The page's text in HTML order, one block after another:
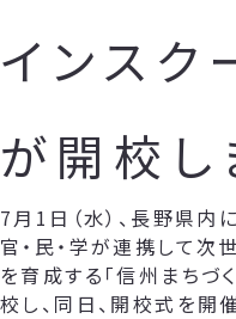
インスク
が開校し
7月1日（水）、長野県内
官・民・学が連携して次
を育成する「信州まちづ
校し、同日、開校式を開